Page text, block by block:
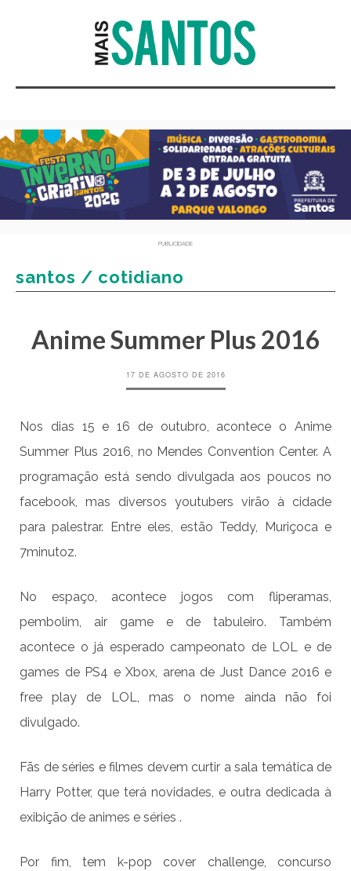
PUBLICIDADE
santos / cotidiano
Anime Summer Plus 2016
17 DE AGOSTO DE 2016
Nos dias 15 e 16 de outubro, acontece o Anime
Summer Plus 2016, no Mendes Convention Center. A
programação está sendo divulgada aos poucos no
facebook, mas diversos youtubers virão à cidade
para palestrar. Entre eles, estão Teddy, Muriçoca e
7minutoz.
No espaço, acontece jogos com fliperamas,
pembolim, air game e de tabuleiro. Também
acontece o já esperado campeonato de LOL e de
games de PS4 e Xbox, arena de Just Dance 2016 e
free play de LOL, mas o nome ainda não foi
divulgado.
Fãs de séries e filmes devem curtir a sala temática de
Harry Potter, que terá novidades, e outra dedicada à
exibição de animes e séries .
Por fim, tem k-pop cover challenge, concurso